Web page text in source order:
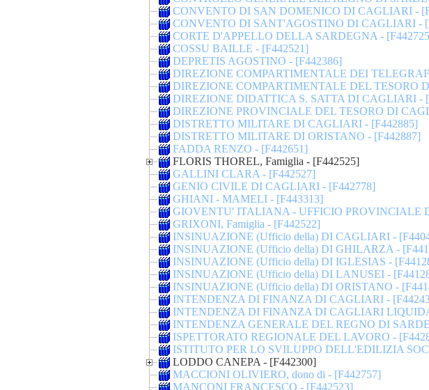
CONVENTO DI SAN DOMENICO DI CAGLIARI -
CONVENTO DI SANT'AGOSTINO DI CAGLIARI -
CORTE D'APPELLO DELLA SARDEGNA -
COSSU BAILLE - [F442521]
DEPRETIS AGOSTINO - [F442386]
DIREZIONE COMPARTIMENTALE DEI
DIREZIONE COMPARTIMENTALE DEL TESORO
DIREZIONE DIDATTICA S. SATTA DI CAGLIARI -
DIREZIONE PROVINCIALE DEL TESORO DI
DISTRETTO MILITARE DI CAGLIARI - [F442885]
DISTRETTO MILITARE DI ORISTANO - [F442887]
FADDA RENZO - [F442651]
FLORIS THOREL, Famiglia - [F442525]
GALLINI CLARA - [F442527]
GENIO CIVILE DI CAGLIARI - [F442778]
GHIANI - MAMELI - [F443313]
GIOVENTU' ITALIANA - UFFICIO PROVINCIALE
GRIXONI, Famiglia - [F442522]
INSINUAZIONE (Ufficio della) DI CAGLIARI -
INSINUAZIONE (Ufficio della) DI GHILARZA -
INSINUAZIONE (Ufficio della) DI IGLESIAS -
INSINUAZIONE (Ufficio della) DI LANUSEI -
INSINUAZIONE (Ufficio della) DI ORISTANO -
INTENDENZA DI FINANZA DI CAGLIARI -
INTENDENZA DI FINANZA DI CAGLIARI
INTENDENZA GENERALE DEL REGNO DI
ISPETTORATO REGIONALE DEL LAVORO -
ISTITUTO PER LO SVILUPPO DELL'EDILIZIA
LODDO CANEPA - [F442300]
MACCIONI OLIVIERO, dono di - [F442757]
MANCONI FRANCESCO - [F442523]